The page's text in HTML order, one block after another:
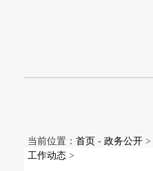
当前位置： 首页 - 政务公开 >
工作动态 >